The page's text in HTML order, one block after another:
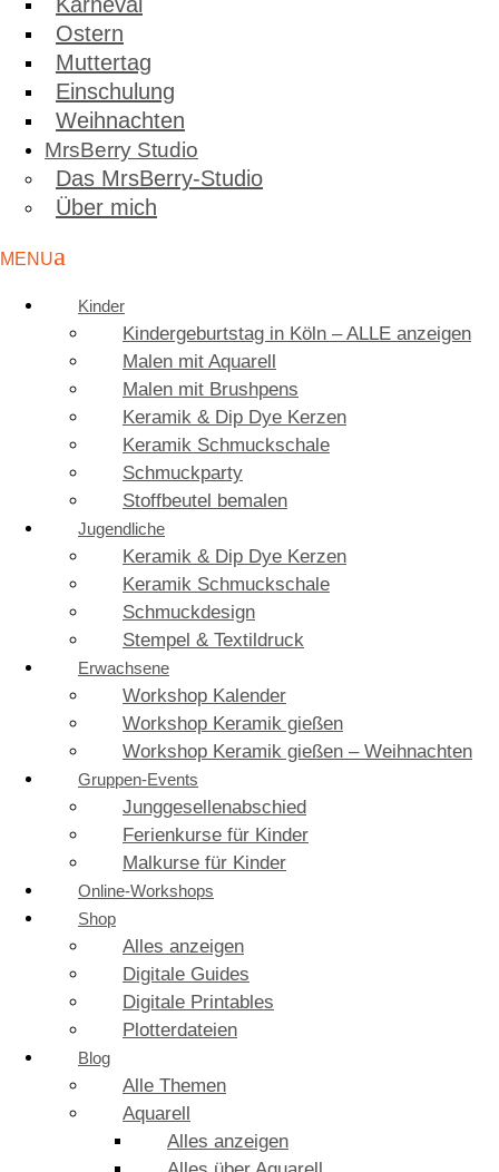
Ostern
Muttertag
Einschulung
Weihnachten
MrsBerry Studio
Das MrsBerry-Studio
Über mich
Kinder
Kindergeburtstag in Köln – ALLE anzeigen
Malen mit Aquarell
Malen mit Brushpens
Keramik & Dip Dye Kerzen
Keramik Schmuckschale
Schmuckparty
Stoffbeutel bemalen
Jugendliche
Keramik & Dip Dye Kerzen
Keramik Schmuckschale
Schmuckdesign
Stempel & Textildruck
Erwachsene
Workshop Kalender
Workshop Keramik gießen
Workshop Keramik gießen – Weihnachten
Gruppen-Events
Junggesellenabschied
Ferienkurse für Kinder
Malkurse für Kinder
Online-Workshops
Shop
Alles anzeigen
Digitale Guides
Digitale Printables
Plotterdateien
Blog
Alle Themen
Aquarell
Alles anzeigen